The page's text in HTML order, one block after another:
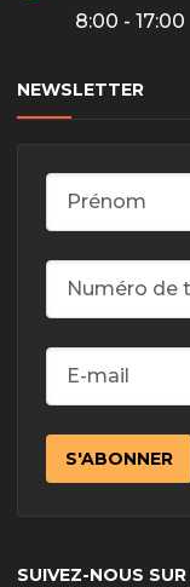
8:00 - 17:00
NEWSLETTER
SUIVEZ-NOUS SUR